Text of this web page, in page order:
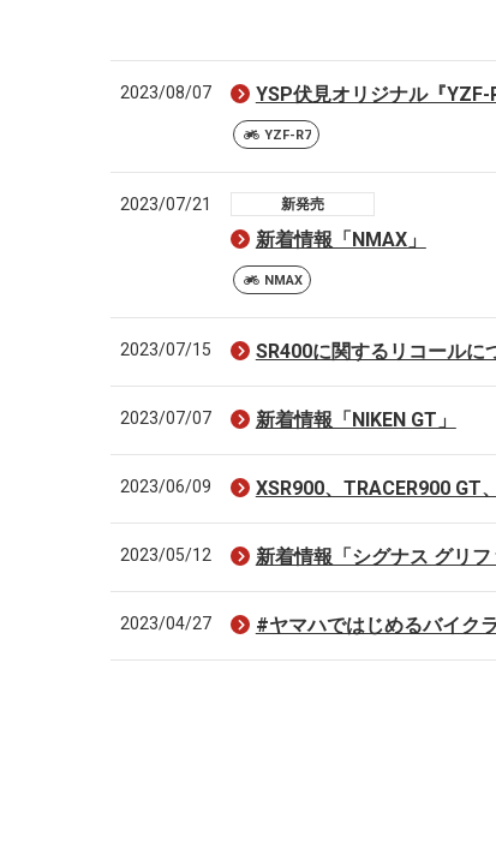
2023/08/07 YSP伏見オリジナル『
YZF-R7
2023/07/21 新発売
新着情報「NMAX」
NMAX
2023/07/15 SR400に関するリコールに
2023/07/07 新着情報「NIKEN GT」
2023/06/09 XSR900、TRACER900 GT
2023/05/12 新着情報「シグナス グリフ
2023/04/27 #ヤマハではじめるバイク